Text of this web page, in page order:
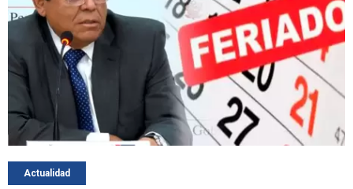
Actualidad